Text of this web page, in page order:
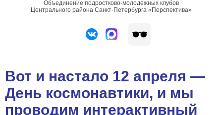
Объединение подростково-молодежных клубов
Центрального района Санкт-Петербурга «Перспектива»
Вот и настало 12 апреля —
День космонавтики, и мы
проводим интерактивный